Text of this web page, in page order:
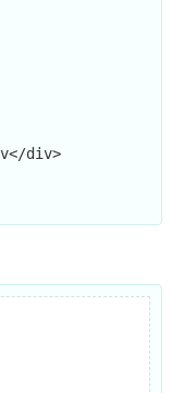
div>